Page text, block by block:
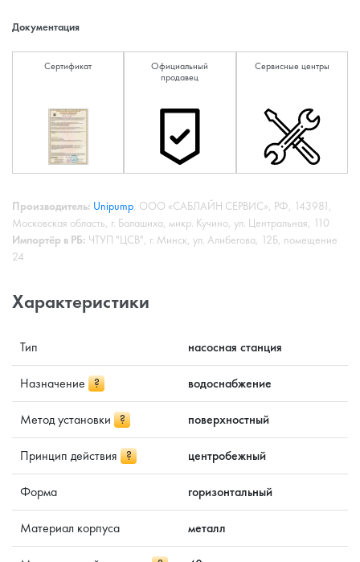
Документация
Сертификат
Официальный
продавец
Сервисные центры
Производитель: Unipump, ООО «САБЛАЙН СЕРВИС», РФ, 143981,
Московская область, г. Балашиха, микр. Кучино, ул. Центральная, 110
Импортёр в РБ: ЧТУП "ЦСВ", г. Минск, ул. Алибегова, 12Б, помещение
24
Характеристики
Тип насосная станция
Назначение ? водоснабжение
Метод установки ? поверхностный
Принцип действия ? центробежный
Форма горизонтальный
Материал корпуса металл